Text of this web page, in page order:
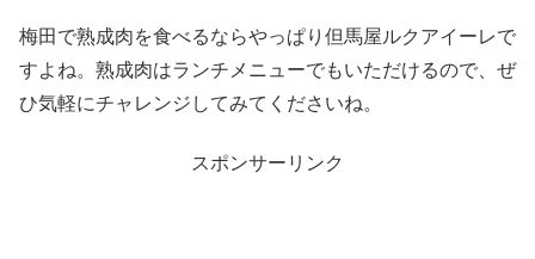
梅田で熟成肉を食べるならやっぱり但馬屋ルクアイーレで
すよね。熟成肉はランチメニューでもいただけるので、ぜ
ひ気軽にチャレンジしてみてくださいね。
スポンサーリンク